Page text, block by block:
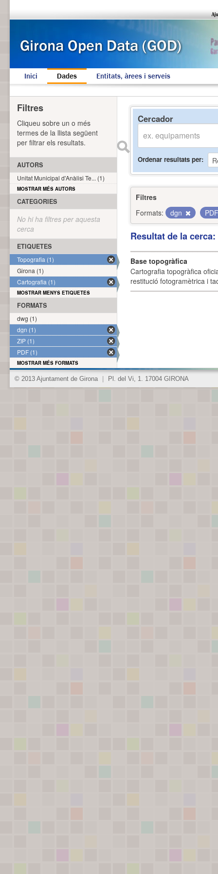
Inici Dades Entitats, àrees i serveis
Cercador
Ordenar resultats per
Filtres
Formats:
dgn
Resultat de la
Base topogràfica
Cartografia topogràfica
restitució fotogramètrica i
Filtres
Cliqueu sobre un o més
termes de la llista següent
per filtrar els resultats.
AUTORS
Unitat Municipal d'Anàlisi Te... (1)
MOSTRAR MÉS AUTORS
CATEGORIES
No hi ha filtres per aquesta
cerca
ETIQUETES
Topografia (1)
Girona (1)
Cartografia (1)
MOSTRAR MENYS ETIQUETES
FORMATS
dwg (1)
dgn (1)
ZIP (1)
PDF (1)
MOSTRAR MÉS FORMATS
© 2013 Ajuntament de Girona Pl. del Vi, 1. 17004 GIRONA